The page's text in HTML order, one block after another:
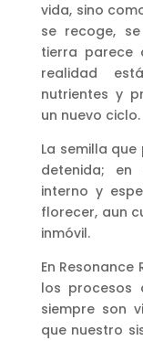
vida, sino
se recoge,
tierra parece
realidad
nutrientes y
un nuevo ciclo.
La semilla
detenida; en
interno y
florecer, aun
inmóvil.
En
los procesos
siempre son
que nuestro